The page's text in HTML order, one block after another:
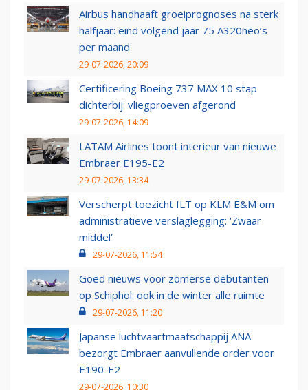
Airbus handhaaft groeiprognoses na sterk
halfjaar: eind volgend jaar 75 A320neo’s
per maand
29-07-2026, 20:09
Certificering Boeing 737 MAX 10 stap
dichterbij: vliegproeven afgerond
29-07-2026, 14:09
LATAM Airlines toont interieur van nieuwe
Embraer E195-E2
29-07-2026, 13:34
Verscherpt toezicht ILT op KLM E&M om
administratieve verslaglegging: ‘Zwaar
middel’
29-07-2026, 11:54
Goed nieuws voor zomerse debutanten
op Schiphol: ook in de winter alle ruimte
29-07-2026, 11:20
Japanse luchtvaartmaatschappij ANA
bezorgt Embraer aanvullende order voor
E190-E2
29-07-2026, 10:30